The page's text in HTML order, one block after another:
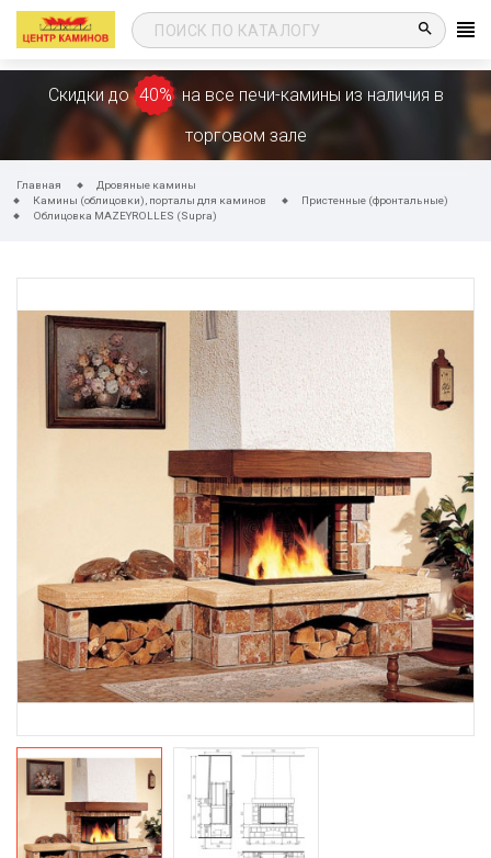
search
Скидки до 40% на все печи-камины из наличия в
торговом зале
Главная
Дровяные камины
Камины (облицовки), порталы для каминов
Пристенные (фронтальные)
Облицовка MAZEYROLLES (Supra)